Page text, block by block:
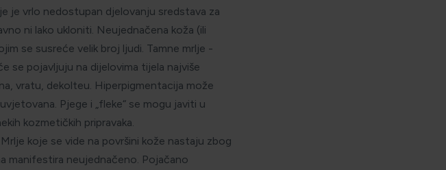
je vrlo nedostupan djelovanju sredstava za
ni lako ukloniti. Neujednačena koža (ili
se susreće velik broj ljudi. Tamne mrlje -
se pojavljuju na dijelovima tijela najviše
vratu, dekolteu. Hiperpigmentacija može
Pjege i „fleke“ se mogu javiti u
kozmetičkih pripravaka.
koje se vide na površini kože nastaju zbog
manifestira neujednačeno. Pojačano